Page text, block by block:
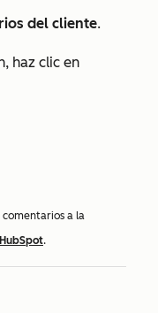
del cliente.
haz clic en
a la
.